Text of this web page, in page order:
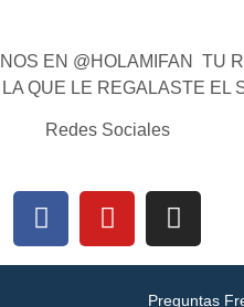
EN @HOLAMIFAN TU
QUE LE REGALASTE EL
Redes Sociales
Preguntas